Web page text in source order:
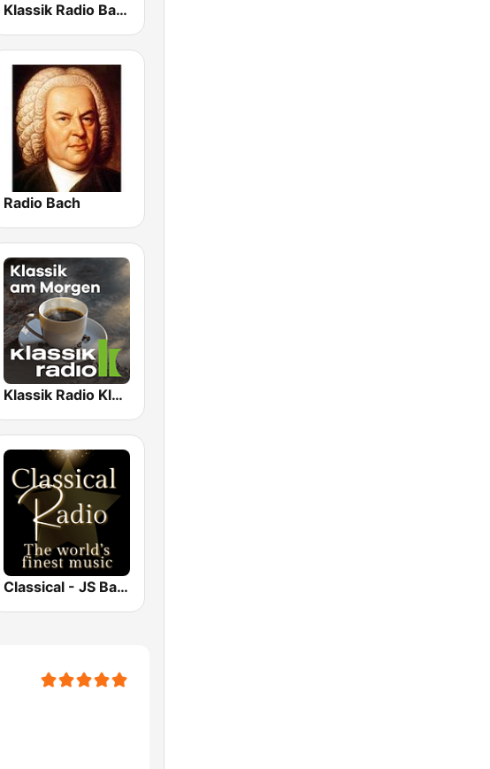
Klassik Radio Barock
Radio Bach
Klassik Radio Klassik am Morgen
Classical - JS Bach